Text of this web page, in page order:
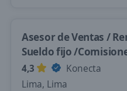
Asesor de Ventas /
Sueldo fijo /
4,3
Konecta
Lima, Lima